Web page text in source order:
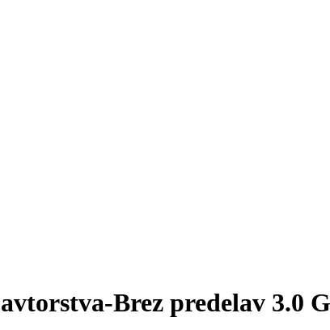
Brez predelav 3.0